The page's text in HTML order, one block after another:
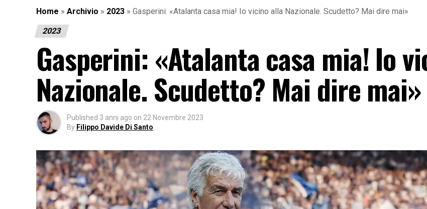
Home » Archivio » 2023 » Gasperini: «Atalanta casa mia! Io vicino alla Nazionale. Scudetto? Mai dire mai»
2023
Gasperini: «Atalanta casa mia! Io
Nazionale. Scudetto? Mai dire mai»
Published 3 anni ago on 22 Novembre 2023
By Filippo Davide Di Santo